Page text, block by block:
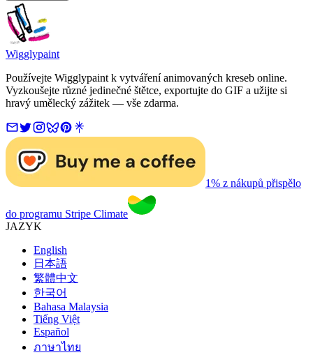
Wigglypaint
Používejte Wigglypaint k vytváření animovaných kreseb online.
Vyzkoušejte různé jedinečné štětce, exportujte do GIF a užijte si
hravý umělecký zážitek — vše zdarma.
1% z nákupů přispělo
do programu Stripe Climate
JAZYK
English
日本語
繁體中文
한국어
Bahasa Malaysia
Tiếng Việt
Español
ภาษาไทย